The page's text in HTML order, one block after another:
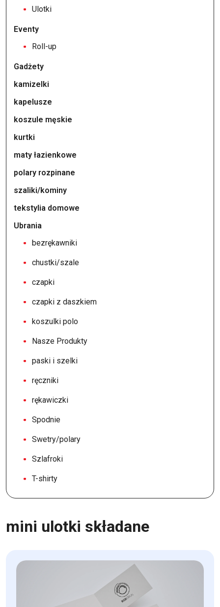
Ulotki
Eventy
Roll-up
Gadżety
kamizelki
kapelusze
koszule męskie
kurtki
maty łazienkowe
polary rozpinane
szaliki/kominy
tekstylia domowe
Ubrania
bezrękawniki
chustki/szale
czapki
czapki z daszkiem
koszulki polo
Nasze Produkty
paski i szelki
ręczniki
rękawiczki
Spodnie
Swetry/polary
Szlafroki
T-shirty
mini ulotki składane